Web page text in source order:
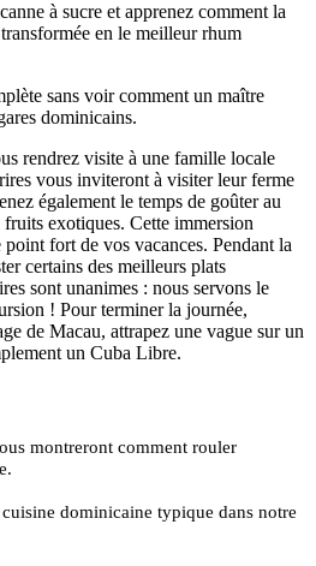
à sucre et apprenez comment la
en le meilleur rhum
sans voir comment un maître
dominicains.
rendrez visite à une famille locale
vous inviteront à visiter leur ferme
également le temps de goûter au
exotiques. Cette immersion
fort de vos vacances. Pendant la
certains des meilleurs plats
sont unanimes : nous servons le
! Pour terminer la journée,
de Macau, attrapez une vague sur un
un Cuba Libre.
montreront comment rouler
dominicaine typique dans notre